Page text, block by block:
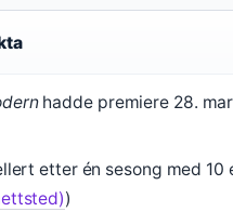
hadde premiere 28.
etter én sesong med 10
)